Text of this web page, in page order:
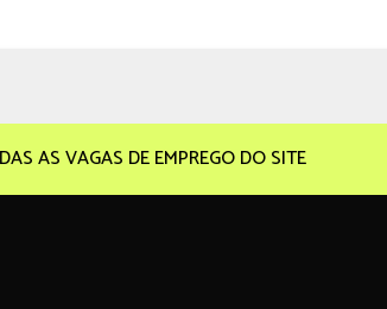
AS VAGAS DE EMPREGO DO SITE